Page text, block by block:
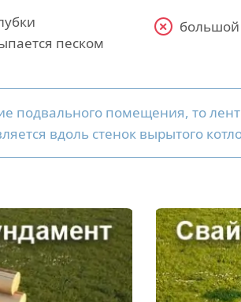
песком
большой
подвального помещения, то
вдоль стенок вырытого